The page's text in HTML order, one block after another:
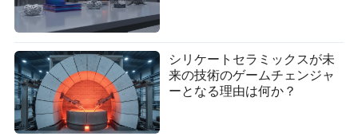
シリケートセラミックスが未
来の技術のゲームチェンジャ
ーとなる理由は何か？